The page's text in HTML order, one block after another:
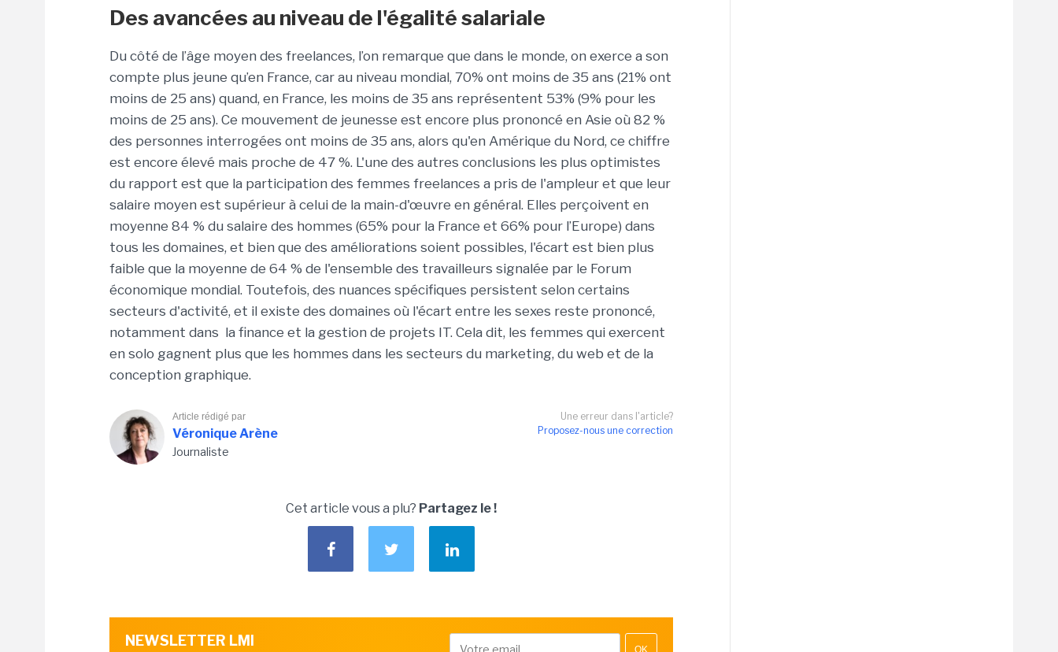
Des avancées au niveau de l'égalité salariale
Du côté de l’âge moyen des freelances, l’on remarque que dans le monde, on exerce a son
compte plus jeune qu’en France, car au niveau mondial, 70% ont moins de 35 ans (21% ont
moins de 25 ans) quand, en France, les moins de 35 ans représentent 53% (9% pour les
moins de 25 ans). Ce mouvement de jeunesse est encore plus prononcé en Asie où 82 %
des personnes interrogées ont moins de 35 ans, alors qu'en Amérique du Nord, ce chiffre
est encore élevé mais proche de 47 %. L'une des autres conclusions les plus optimistes
du rapport est que la participation des femmes freelances a pris de l'ampleur et que leur
salaire moyen est supérieur à celui de la main-d'œuvre en général. Elles perçoivent en
moyenne 84 % du salaire des hommes (65% pour la France et 66% pour l’Europe) dans
tous les domaines, et bien que des améliorations soient possibles, l'écart est bien plus
faible que la moyenne de 64 % de l'ensemble des travailleurs signalée par le Forum
économique mondial. Toutefois, des nuances spécifiques persistent selon certains
secteurs d'activité, et il existe des domaines où l'écart entre les sexes reste prononcé,
notamment dans la finance et la gestion de projets IT. Cela dit, les femmes qui exercent
en solo gagnent plus que les hommes dans les secteurs du marketing, du web et de la
conception graphique.
Une erreur dans l'article?
Proposez-nous une correction
Article rédigé par
Véronique Arène
Journaliste
Cet article vous a plu? Partagez le !
NEWSLETTER LMI
OK